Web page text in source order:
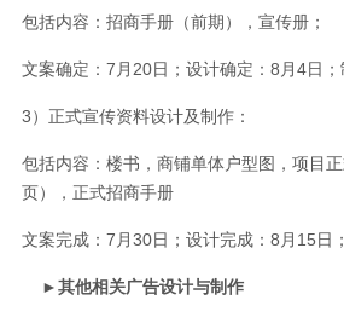
包括内容：招商手册（前期），宣传册；
文案确定：7月20日；设计确定：8月4日
3）正式宣传资料设计及制作：
包括内容：楼书，商铺单体户型图，项目
页），正式招商手册
文案完成：7月30日；设计完成：8月15日
►其他相关广告设计与制作